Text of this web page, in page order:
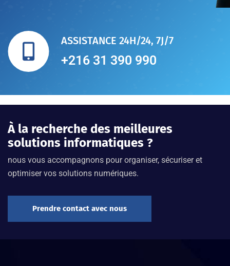
ASSISTANCE 24H/24, 7J/7
+216 31 390 990
À la recherche des meilleures
solutions informatiques ?
nous vous accompagnons pour organiser, sécuriser et
optimiser vos solutions numériques.
Prendre contact avec nous